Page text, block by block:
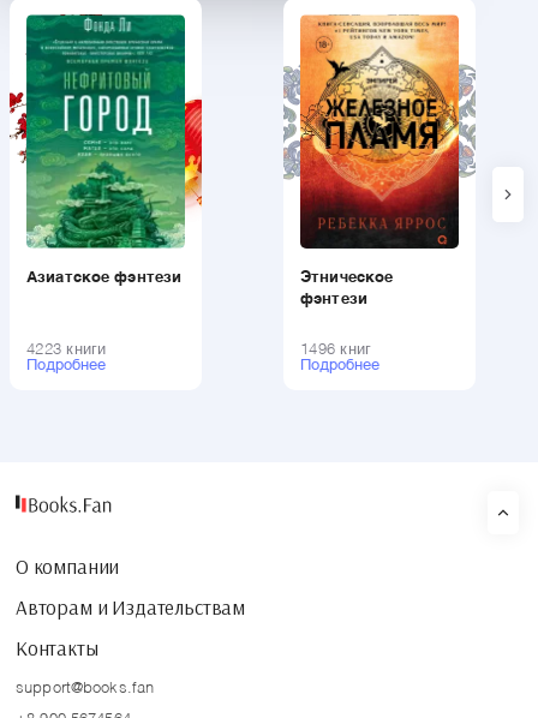
Азиатское фэнтези
4223 книги
Подробнее
Этническое
фэнтези
1496 книг
Подробнее
О компании
Авторам и Издательствам
Контакты
support@books.fan